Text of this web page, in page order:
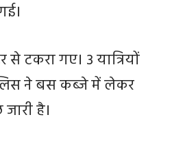
टकरा गए। 3 यात्रियों
ने बस कब्जे में लेकर
है।